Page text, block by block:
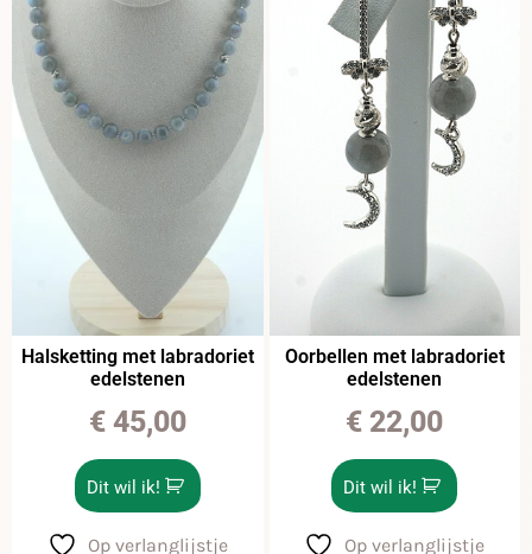
Halsketting met labradoriet
edelstenen
€45,00
Dit wil ik!
Op verlanglijstje
Oorbellen met labradoriet
edelstenen
€ 22,00
Dit wil ik!
Op verlanglijstje